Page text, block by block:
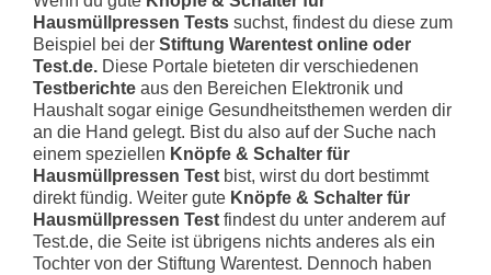
Hausmüllpressen Tests suchst, findest du diese zum
Beispiel bei der Stiftung Warentest online oder
Test.de. Diese Portale bieteten dir verschiedenen
Testberichte aus den Bereichen Elektronik und
Haushalt sogar einige Gesundheitsthemen werden dir
an die Hand gelegt. Bist du also auf der Suche nach
einem speziellen Knöpfe & Schalter für
Hausmüllpressen Test bist, wirst du dort bestimmt
direkt fündig. Weiter gute Knöpfe & Schalter für
Hausmüllpressen Test findest du unter anderem auf
Test.de, die Seite ist übrigens nichts anderes als ein
Tochter von der Stiftung Warentest. Dennoch haben